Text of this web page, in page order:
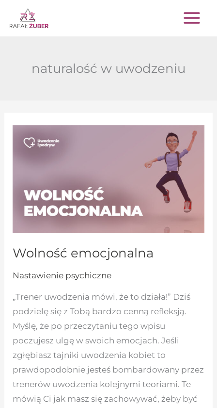
Przejdź
do
naturalość w uwodzeniu
Wolność emocjonalna
Nastawienie psychiczne
„Trener uwodzenia mówi, że to działa!” Dziś
podzielę się z Tobą bardzo cenną refleksją.
Myślę, że po przeczytaniu tego wpisu
poczujesz ulgę w swoich emocjach. Jeśli
zgłębiasz tajniki uwodzenia kobiet to
prawdopodobnie jesteś bombardowany przez
trenerów uwodzenia kolejnymi teoriami. Te
mówią Ci jak masz się zachowywać, żeby być
Wolność